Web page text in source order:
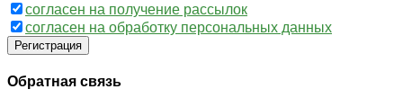
согласен на получение рассылок
согласен на обработку персональных данных
Регистрация
Обратная связь